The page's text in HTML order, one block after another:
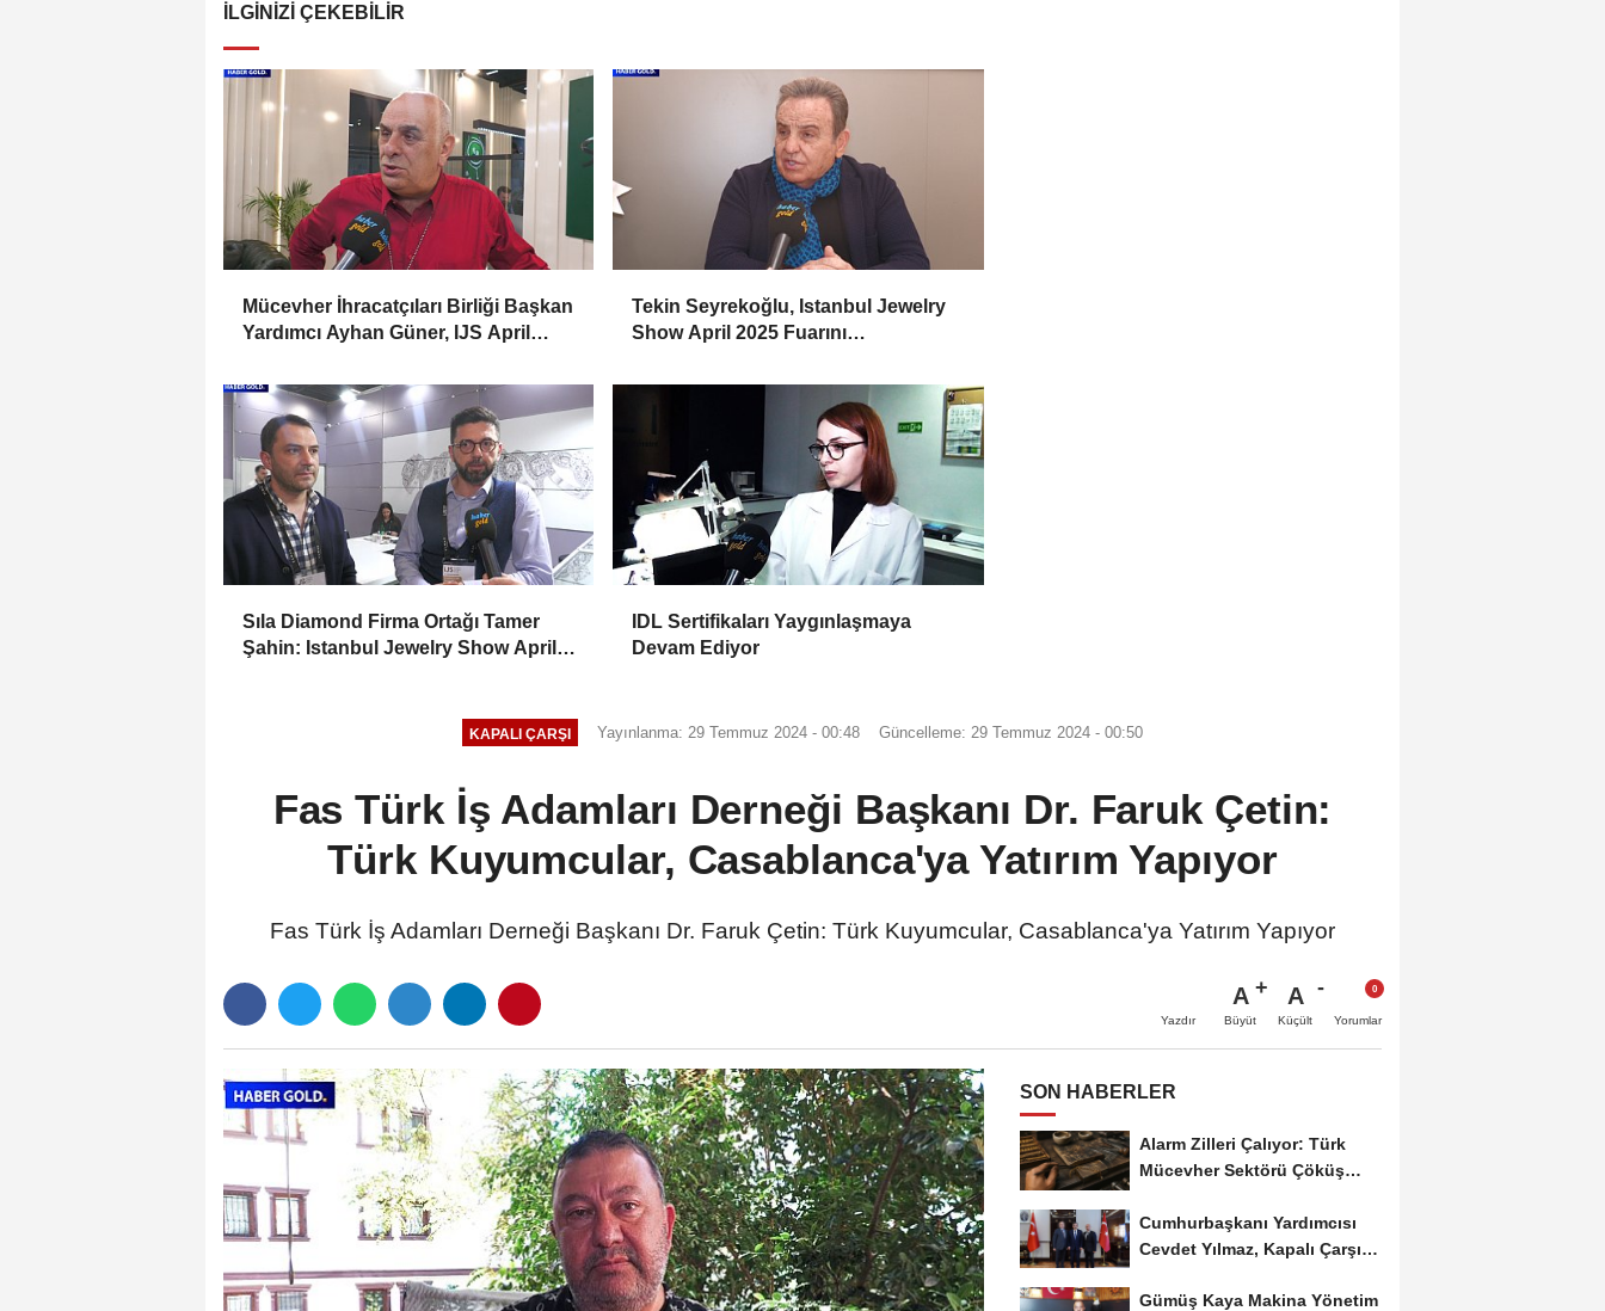
İLGINIZI ÇEKEBILIR
Mücevher İhracatçıları Birliği Başkan
Yardımcı Ayhan Güner, IJS April
Tekin Seyrekoğlu, Istanbul Jewelry
Show April 2025 Fuarını
Sıla Diamond Firma Ortağı Tamer
Şahin: Istanbul Jewelry Show April
IDL Sertifikaları Yaygınlaşmaya
Devam Ediyor
KAPALI ÇARŞI Yayınlanma: 29 Temmuz 2024 - 00:48 Güncelleme: 29 Temmuz 2024 - 00:50
Fas Türk İş Adamları Derneği Başkanı Dr. Faruk Çetin:
Türk Kuyumcular, Casablanca'ya Yatırım Yapıyor
Fas Türk İş Adamları Derneği Başkanı Dr. Faruk Çetin: Türk Kuyumcular, Casablanca'ya Yatırım Yapıyor
Yazdır
A
Büyüt
A
Küçült Yorumlar
SON HABERLER
Alarm Zilleri Çalıyor: Türk
Mücevher Sektörü Çöküş
Cumhurbaşkanı Yardımcısı
Cevdet Yılmaz, Kapalı Çarşı
Gümüş Kaya Makina Yönetim